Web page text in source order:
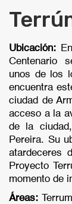
Ubicación:
Centenario
unos de los
encuentra
ciudad de
acceso a la
de la
Pereira. Su
atardeceres
Proyecto
momento de
Áreas: